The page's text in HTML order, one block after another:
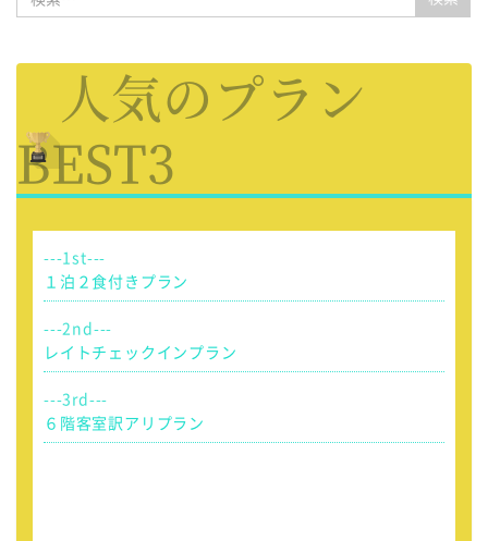
索:
人気のプラン
BEST3
１泊２食付きプラン
レイトチェックインプラン
６階客室訳アリプラン